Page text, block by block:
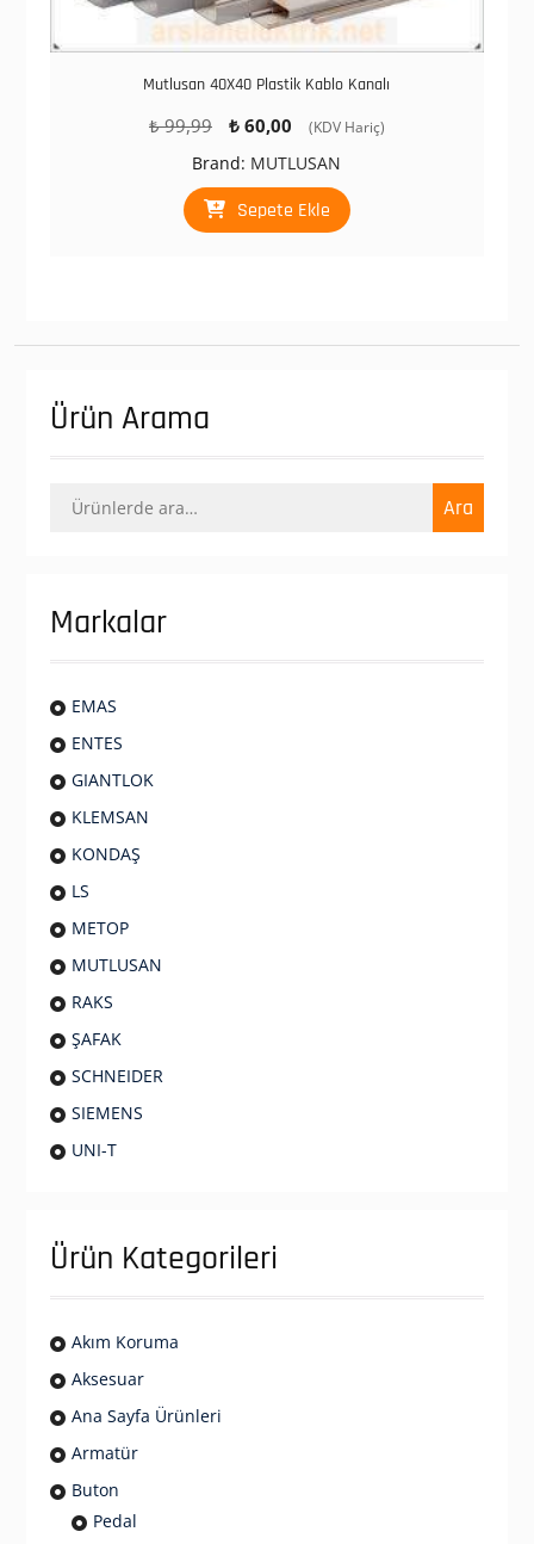
Mutlusan 40X40 Plastik Kablo Kanalı
₺99,99
Orijinal
fiyat:
₺ 99,99.
₺60,00
Şu
fiyat:
₺ 60,00.
(KDV Hariç)
Brand: MUTLUSAN
Sepete Ekle
Ürün Arama
Ara: Ara
Markalar
EMAS
ENTES
GIANTLOK
KLEMSAN
KONDAŞ
LS
METOP
MUTLUSAN
RAKS
ŞAFAK
SCHNEIDER
SIEMENS
UNI-T
Ürün Kategorileri
Akım Koruma
Aksesuar
Ana Sayfa Ürünleri
Armatür
Buton
Pedal